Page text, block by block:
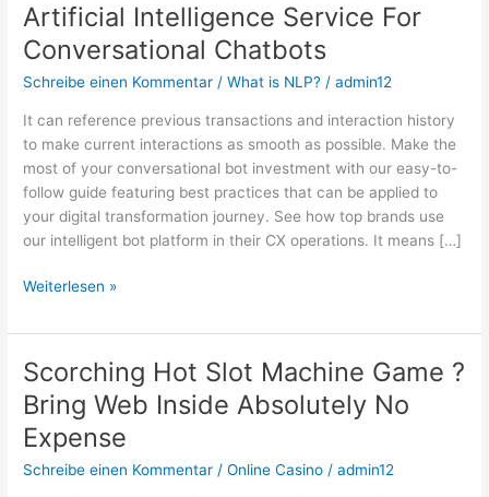
Artificial Intelligence Service For
Conversational Chatbots
Schreibe einen Kommentar /What is NLP? /admin12
It can reference previous transactions and interaction history
to make current interactions as smooth as possible. Make the
most of your conversational bot investment with our easy-to-
follow guide featuring best practices that can be applied to
your digital transformation journey. See how top brands use
our intelligent bot platform in their CX operations. It means […]
Artificial
Intelligence
Service
For
Weiterlesen »
Scorching Hot Slot Machine Game ?
Bring Web Inside Absolutely No
Expense
Schreibe einen Kommentar /Online Casino /admin12
Scorching
Hot
Slot
Machine
Game